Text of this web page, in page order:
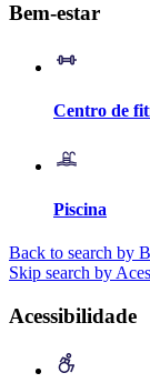
Bem-estar
Centro de
Piscina
Back to search by
Skip search by
Acessibilidade